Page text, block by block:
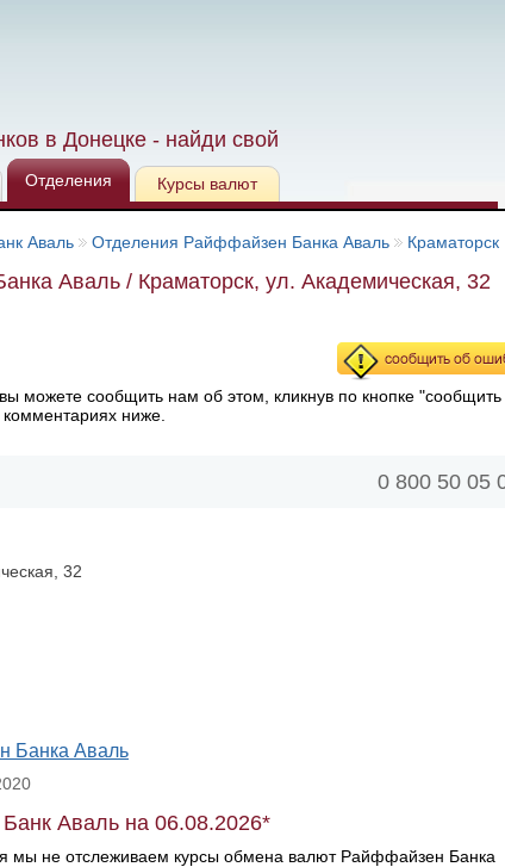
в Донецке - найди свой
Отделения Курсы валют
Аваль Отделения Райффайзен Банка Аваль Краматорск
Аваль / Краматорск, ул. Академическая, 32
можете сообщить нам об этом, кликнув по кнопке "сообщить
ниже.
0 800 50 05
32
Банка Аваль
Аваль на 06.08.2026*
мы не отслеживаем курсы обмена валют Райффайзен Банка